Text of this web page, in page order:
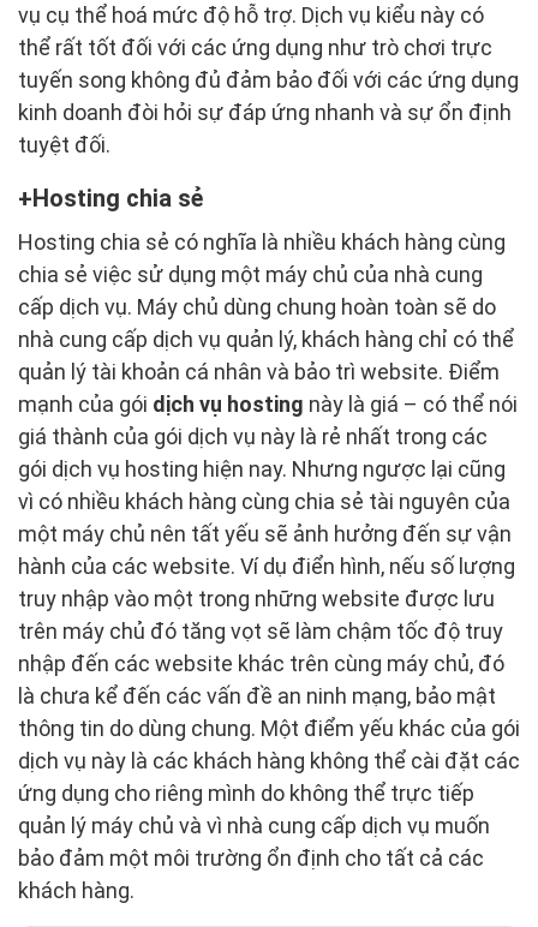
vụ cụ thể hoá mức độ hỗ trợ. Dịch vụ kiểu này có
thể rất tốt đối với các ứng dụng như trò chơi trực
tuyến song không đủ đảm bảo đối với các ứng dụng
kinh doanh đòi hỏi sự đáp ứng nhanh và sự ổn định
tuyệt đối.
Hosting chia sẻ
Hosting chia sẻ có nghĩa là nhiều khách hàng cùng
chia sẻ việc sử dụng một máy chủ của nhà cung
cấp dịch vụ. Máy chủ dùng chung hoàn toàn sẽ do
nhà cung cấp dịch vụ quản lý, khách hàng chỉ có thể
quản lý tài khoản cá nhân và bảo trì website. Điểm
mạnh của gói dịch vụ hosting này là giá – có thể nói
giá thành của gói dịch vụ này là rẻ nhất trong các
gói dịch vụ hosting hiện nay. Nhưng ngược lại cũng
vì có nhiều khách hàng cùng chia sẻ tài nguyên của
một máy chủ nên tất yếu sẽ ảnh hưởng đến sự vận
hành của các website. Ví dụ điển hình, nếu số lượng
truy nhập vào một trong những website được lưu
trên máy chủ đó tăng vọt sẽ làm chậm tốc độ truy
nhập đến các website khác trên cùng máy chủ, đó
là chưa kể đến các vấn đề an ninh mạng, bảo mật
thông tin do dùng chung. Một điểm yếu khác của gói
dịch vụ này là các khách hàng không thể cài đặt các
ứng dụng cho riêng mình do không thể trực tiếp
quản lý máy chủ và vì nhà cung cấp dịch vụ muốn
bảo đảm một môi trường ổn định cho tất cả các
khách hàng.